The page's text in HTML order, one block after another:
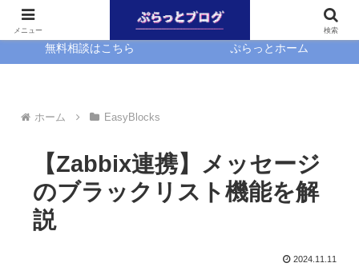
無料相談はこちら ぷらっとホーム
ホーム EasyBlocks
【Zabbix連携】メッセージ
のブラックリスト機能を解
説
2024.11.11
メニュー 検索